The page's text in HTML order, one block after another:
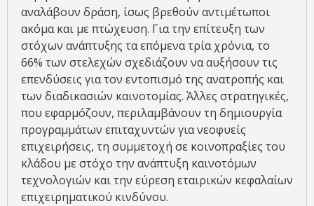
αναλάβουν δράση, ίσως βρεθούν αντιμέτωποι
ακόμα και με πτώχευση. Για την επίτευξη των
στόχων ανάπτυξης τα επόμενα τρία χρόνια, το
66% των στελεχών σχεδιάζουν να αυξήσουν τις
επενδύσεις για τον εντοπισμό της ανατροπής και
των διαδικασιών καινοτομίας. Άλλες στρατηγικές,
που εφαρμόζουν, περιλαμβάνουν τη δημιουργία
προγραμμάτων επιταχυντών για νεοφυείς
επιχειρήσεις, τη συμμετοχή σε κοινοπραξίες του
κλάδου με στόχο την ανάπτυξη καινοτόμων
τεχνολογιών και την εύρεση εταιρικών κεφαλαίων
επιχειρηματικού κινδύνου.